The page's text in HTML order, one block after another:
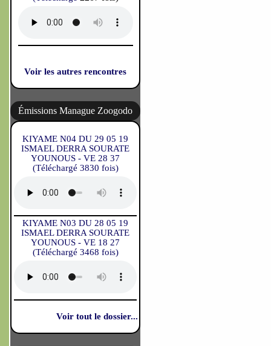
Voir les autres rencontres
Émissions Manague Zoogodo
KIYAME N04 DU 29 05 19
ISMAEL DERRA SOURATE
YOUNOUS - VE 28 37
(Téléchargé 3830 fois)
KIYAME N03 DU 28 05 19
ISMAEL DERRA SOURATE
YOUNOUS - VE 18 27
(Téléchargé 3468 fois)
Voir tout le dossier...